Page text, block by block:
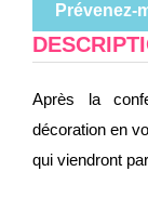
Prévenez-
Après la
décoration en
qui viendront